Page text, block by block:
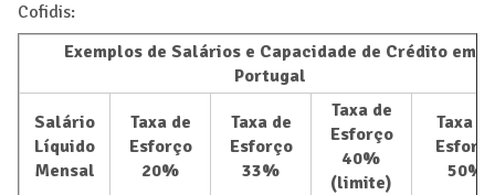
Cofidis:
Exemplos de Salários e Capacidade de Crédito em
Portugal
Salário
Líquido
Mensal
Taxa de
Esforço
20%
Taxa de
Esforço
33%
Taxa de
Esforço
40%
(limite)
Taxa
50%